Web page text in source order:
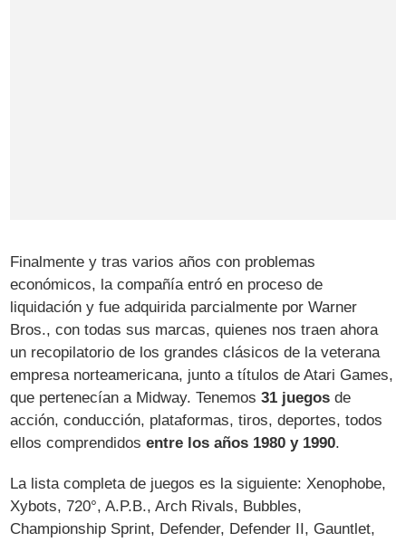
Finalmente y tras varios años con problemas
económicos, la compañía entró en proceso de
liquidación y fue adquirida parcialmente por Warner
Bros., con todas sus marcas, quienes nos traen ahora
un recopilatorio de los grandes clásicos de la veterana
empresa norteamericana, junto a títulos de Atari Games,
que pertenecían a Midway. Tenemos31 juegos de
acción, conducción, plataformas, tiros, deportes, todos
ellos comprendidosentre los años 1980 y 1990.
La lista completa de juegos es la siguiente: Xenophobe,
Xybots, 720°, A.P.B., Arch Rivals, Bubbles,
Championship Sprint, Defender, Defender II, Gauntlet,